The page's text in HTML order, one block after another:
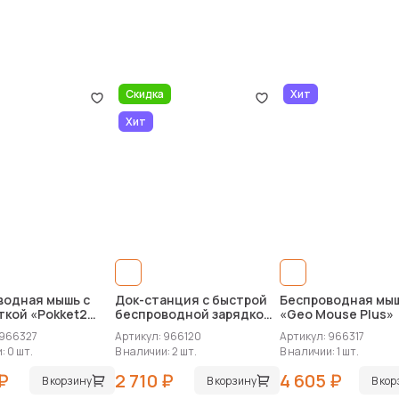
мышь c
«Pokket2
0 шт.
В корзину
Скидка
Хит
Док-станция с быстрой
беспроводной зарядкой
«Geo Dock»
Артикул: 966120
В наличии: 2 шт.
2 710 ₽ В корзину
Хит
Беспроводная
«Geo Mouse Plus»
Артикул: 966317
В наличии: 1 шт.
4 605 ₽ В